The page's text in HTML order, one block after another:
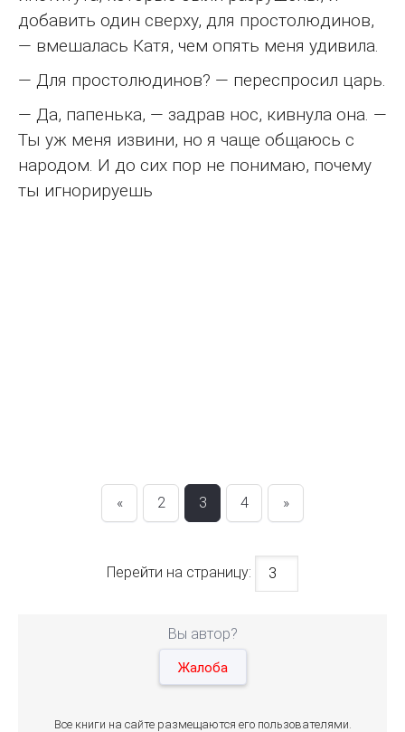
добавить один сверху, для простолюдинов,
— вмешалась Катя, чем опять меня удивила.
— Для простолюдинов? — переспросил царь.
— Да, папенька, — задрав нос, кивнула она. —
Ты уж меня извини, но я чаще общаюсь с
народом. И до сих пор не понимаю, почему
ты игнорируешь
« 2 3 4 »
Перейти на страницу:
Вы автор?
Жалоба
Все книги на сайте размещаются его пользователями.